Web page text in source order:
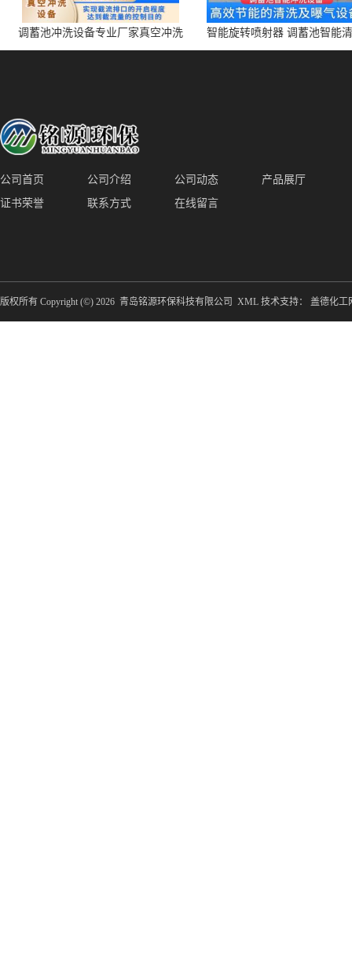
调蓄池冲洗设备专业厂家真空冲洗
装置厂家青岛铭源环保减少堵塞设
智能旋转喷射器 调蓄池智能
点对点面对面旋转清洗
公司首页 公司介绍 公司动态
产品展厅
证书荣誉
联系方式 在线留言
版权所有 Copyright (©) 2026 青岛铭源环保科技有限公司 XML 技术支持： 盖德化工